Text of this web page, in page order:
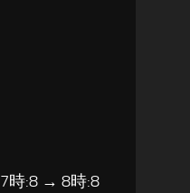
時:8 → 8時:8